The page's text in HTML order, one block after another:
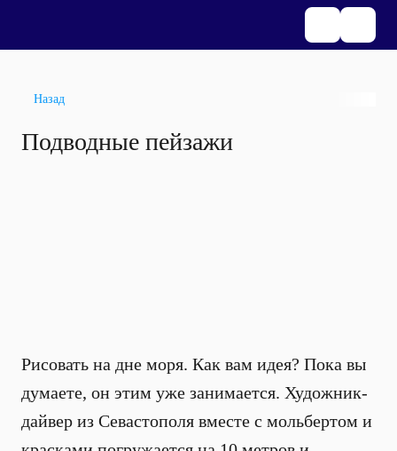
Назад
Подводные пейзажи
Рисовать на дне моря. Как вам идея? Пока вы
думаете, он этим уже занимается. Художник-
дайвер из Севастополя вместе с мольбертом и